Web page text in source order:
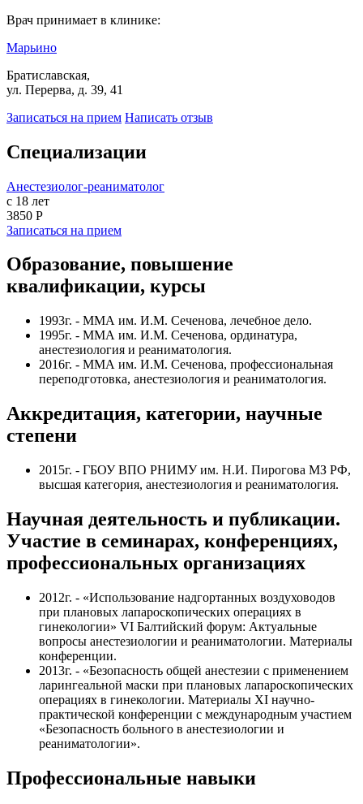
Врач принимает в клинике:
Марьино
Братиславская,
ул. Перерва, д. 39, 41
Записаться на прием Написать отзыв
Специализации
Анестезиолог-реаниматолог
с 18 лет
3850 Р
Записаться на прием
Образование, повышение
квалификации, курсы
1993г. - ММА им. И.М. Сеченова, лечебное дело.
1995г. - ММА им. И.М. Сеченова, ординатура,
анестезиология и реаниматология.
2016г. - ММА им. И.М. Сеченова, профессиональная
переподготовка, анестезиология и реаниматология.
Аккредитация, категории, научные
степени
2015г. - ГБОУ ВПО РНИМУ им. Н.И. Пирогова МЗ РФ,
высшая категория, анестезиология и реаниматология.
Научная деятельность и публикации.
Участие в семинарах, конференциях,
профессиональных организациях
2012г. - «Использование надгортанных воздуховодов
при плановых лапароскопических операциях в
гинекологии» VI Балтийский форум: Актуальные
вопросы анестезиологии и реаниматологии. Материалы
конференции.
2013г. - «Безопасность общей анестезии с применением
ларингеальной маски при плановых лапароскопических
операциях в гинекологии. Материалы XI научно-
практической конференции с международным участием
«Безопасность больного в анестезиологии и
реаниматологии».
Профессиональные навыки